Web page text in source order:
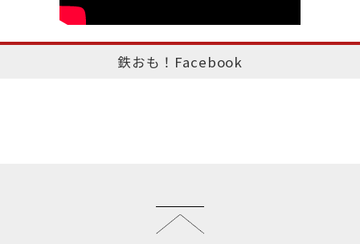
鉄おも！Facebook